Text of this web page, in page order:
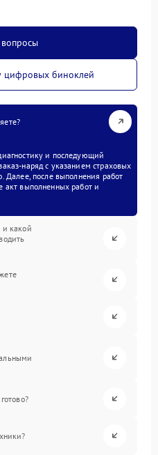
цифровых биноклей
и последующий
наряд с указанием страховых
Далее, после выполнения работ
акт выполненных работ и
и какой